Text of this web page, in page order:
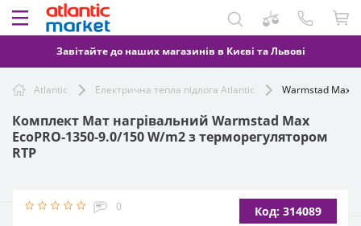
Завітайте до наших магазинів в Києві та Львові
Atlantic Електрична тепла підлога Atlantic Warmstad Max
Комплект Мат нагрівальний Warmstad Max
EcoPRO-1350-9.0/150 W/m2 з терморегулятором
RTP
0 Код: 314089